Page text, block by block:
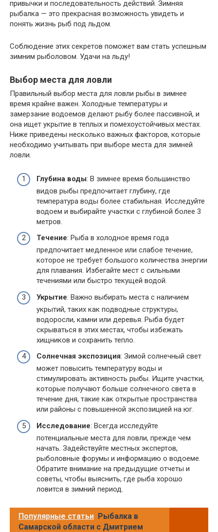
привычки и последовательность действий. Зимняя
рыбалка — это прекрасная возможность увидеть и
понять жизнь рыб под льдом.
Соблюдение этих секретов поможет вам стать успешным
зимним рыболовом. Удачи на льду!
Выбор места для ловли
Правильный выбор места для ловли рыбы в зимнее
время крайне важен. Холодные температуры и
замерзание водоемов делают рыбу более пассивной, и
она ищет укрытие в теплых и помехоустойчивых местах.
Ниже приведены несколько важных факторов, которые
необходимо учитывать при выборе места для зимней
ловли.
Глубина воды: В зимнее время большинство
видов рыбы предпочитает глубину, где
температура воды более стабильная. Исследуйте
водоем и выбирайте участки с глубиной более 3
метров.
Течение: Рыба в холодное время года
предпочитает медленное или слабое течение,
которое не требует большого количества энергии
для плавания. Избегайте мест с сильными
течениями или быстро текущей водой.
Укрытие: Важно выбирать места с наличием
укрытий, таких как подводные структуры,
водоросли, камни или деревья. Рыба будет
скрываться в этих местах, чтобы избежать
хищников и сохранить тепло.
Солнечная экспозиция: Зимой солнечный свет
может повысить температуру воды и
стимулировать активность рыбы. Ищите участки,
которые получают больше солнечного света в
течение дня, такие как открытые пространства
или районы с повышенной экспозицией на юг.
Исследование: Всегда исследуйте
потенциальные места для ловли, прежде чем
начать. Задействуйте местных экспертов,
рыболовные форумы и информацию о водоеме.
Обратите внимание на предыдущие отчеты и
советы, чтобы выяснить, где рыба хорошо
ловится в зимний период.
Популярные статьи Рыбалка в
Самарской области с Дмитрием